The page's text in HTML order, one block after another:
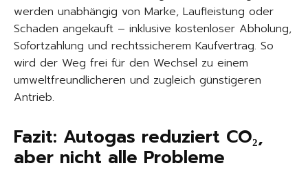
werden unabhängig von Marke, Laufleistung oder
Schaden angekauft – inklusive kostenloser Abholung,
Sofortzahlung und rechtssicherem Kaufvertrag. So
wird der Weg frei für den Wechsel zu einem
umweltfreundlicheren und zugleich günstigeren
Antrieb.
Fazit: Autogas reduziert CO₂,
aber nicht alle Probleme